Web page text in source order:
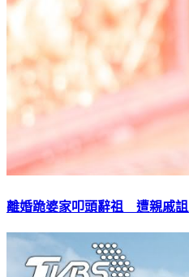
離婚跪婆家叩頭辭祖 遭親戚